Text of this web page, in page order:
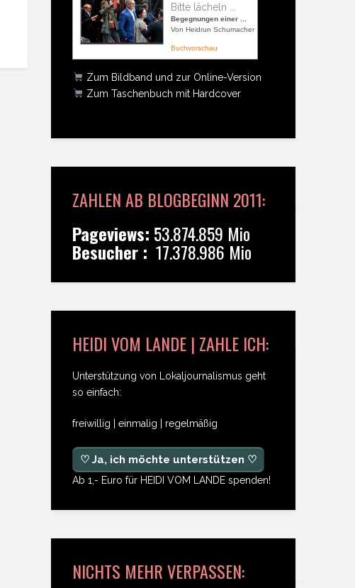
Bitte lächeln ...
Begegnungen einer ...
Von Heidrun Schumacher
Buchvorschau
Zum Bildband und zur Online-Version
Zum Taschenbuch mit Hardcover
ZAHLEN AB BLOGBEGINN 2011:
Pageviews: 53.874.859 Mio
Besucher : 17.378.986 Mio
HEIDI VOM LANDE | ZAHLE ICH:
Unterstützung von Lokaljournalismus geht
so einfach:
freiwillig | einmalig | regelmäßig
♡ Ja, ich möchte unterstützen ♡
Ab 1,- Euro für HEIDI VOM LANDE spenden!
NICHTS MEHR VERPASSEN: